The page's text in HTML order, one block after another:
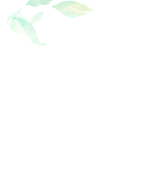
相談員（産婦人科医）によ